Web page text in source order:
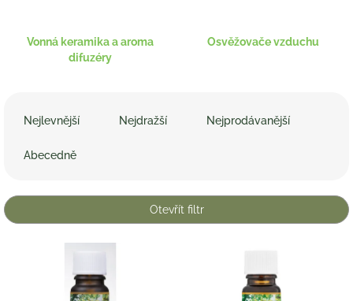
Vonná keramika a aroma
difuzéry
Osvěžovače vzduchu
p
r
Nejlevnější Nejdražší Nejprodávanější
Abecedně
Otevřít filtr